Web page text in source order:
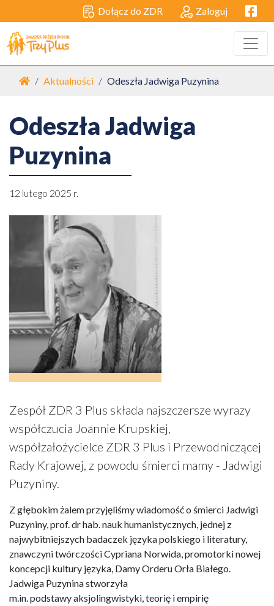
Dołącz do ZDR Zaloguj
Strona główna
Aktualności Odeszła Jadwiga Puzynina
Odeszła Jadwiga
Puzynina
12 lutego 2025 r.
Zespół ZDR 3 Plus składa najszczersze wyrazy
współczucia Joannie Krupskiej,
współzałożycielce ZDR 3 Plus i Przewodniczącej
Rady Krajowej, z powodu śmierci mamy - Jadwigi
Puzyniny.
Z głębokim żalem przyjęliśmy wiadomość o śmierci Jadwigi
Puzyniny, prof. dr hab. nauk humanistycznych, jednej z
najwybitniejszych badaczek języka polskiego i literatury,
znawczyni twórczości Cypriana Norwida, promotorki nowej
koncepcji kultury języka, Damy Orderu Orła Białego.
Jadwiga Puzynina stworzyła
m.in. podstawy aksjolingwistyki, teorię i empirię